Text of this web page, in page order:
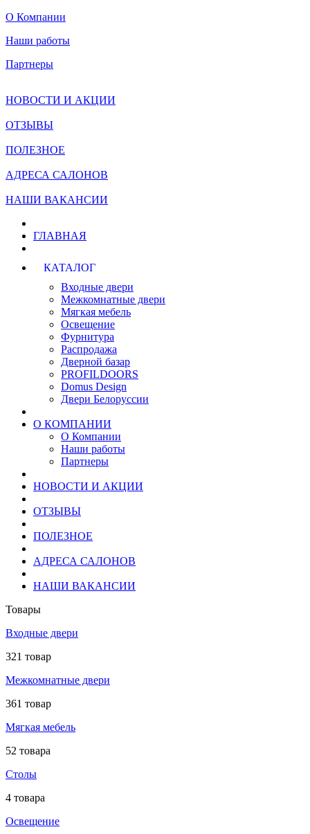
О Компании
Наши работы
Партнеры
НОВОСТИ И АКЦИИ
ОТЗЫВЫ
ПОЛЕЗНОЕ
АДРЕСА САЛОНОВ
НАШИ ВАКАНСИИ
ГЛАВНАЯ
КАТАЛОГ
Входные двери
Межкомнатные двери
Мягкая мебель
Освещение
Фурнитура
Распродажа
Дверной базар
PROFILDOORS
Domus Design
Двери Белоруссии
О КОМПАНИИ
О Компании
Наши работы
Партнеры
НОВОСТИ И АКЦИИ
ОТЗЫВЫ
ПОЛЕЗНОЕ
АДРЕСА САЛОНОВ
НАШИ ВАКАНСИИ
Товары
Входные двери
321 товар
Межкомнатные двери
361 товар
Мягкая мебель
52 товара
Столы
4 товара
Освещение